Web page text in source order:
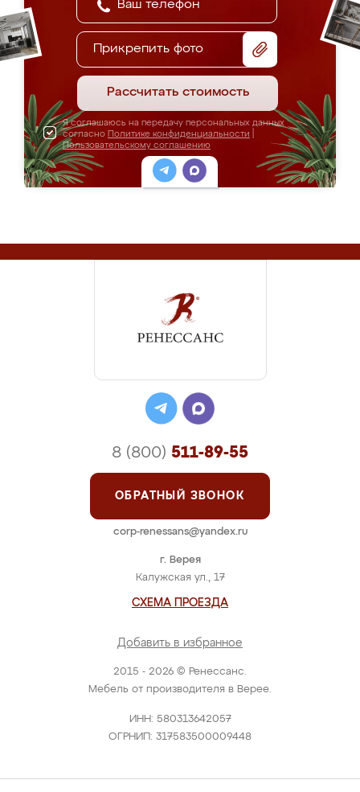
Прикрепить фото
Рассчитать стоимость
Я соглашаюсь на передачу персональных данных
согласно Политике конфиденциальности
Пользовательскому соглашению
2015 - 2026 © Ренессанс.
Мебель от производителя в Верее.
ИНН: 580313642057
ОГРНИП: 317583500009448
г. Верея
Калужская ул., 17
СХЕМА ПРОЕЗДА
Добавить в избранное
8 (800) 511-89-55
ОБРАТНЫЙ ЗВОНОК
corp-renessans@yandex.ru